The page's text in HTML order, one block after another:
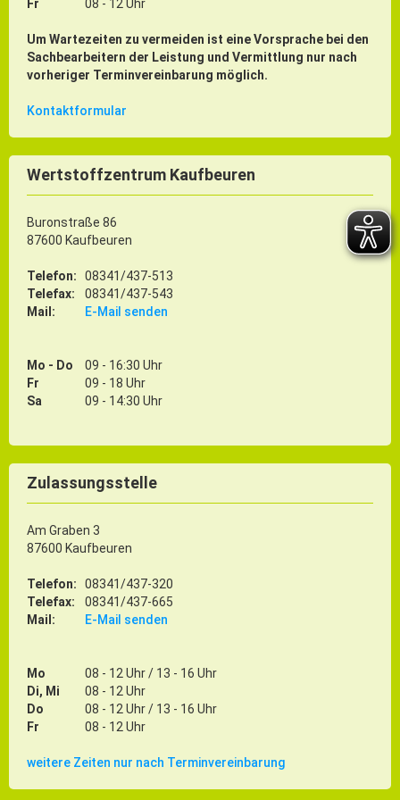
Fr 08 - 12 Uhr
Um Wartezeiten zu vermeiden ist eine Vorsprache bei den
Sachbearbeitern der Leistung und Vermittlung nur nach
vorheriger Terminvereinbarung möglich.
Kontaktformular
Wertstoffzentrum Kaufbeuren
Buronstraße 86
87600 Kaufbeuren
Telefon:
08341/437-513
Telefax:
08341/437-543
Mail:
E-Mail senden
Mo - Do
09 - 16:30 Uhr
Fr
09 - 18 Uhr
Sa
09 - 14:30 Uhr
Zulassungsstelle
Am Graben 3
87600 Kaufbeuren
Telefon:
08341/437-320
Telefax:
08341/437-665
Mail:
E-Mail senden
Mo
08 - 12 Uhr / 13 - 16 Uhr
Di, Mi
08 - 12 Uhr
Do
08 - 12 Uhr / 13 - 16 Uhr
Fr
08 - 12 Uhr
weitere Zeiten nur nach Terminvereinbarung